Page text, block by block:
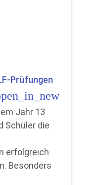
Prüfungen
Jahr 13
Schüler die
erfolgreich
Besonders